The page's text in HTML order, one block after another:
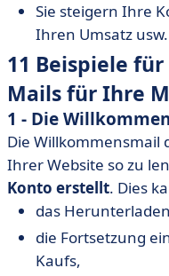
Sie steigern Ihre
Ihren Umsatz usw.
11 Beispiele
Mails für Ihre
1 - Die
Die Willkommensmail
Ihrer Website so zu
Konto erstellt. Dies
das
die Fortsetzung
Kaufs,